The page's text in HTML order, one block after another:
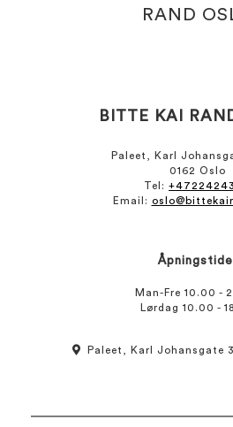
RAND
BITTE KAI
Paleet, Karl
0162 Oslo
Tel:
Email:
Man-Fre 10.00 -
Lørdag 10.00 -
Paleet, Karl Johansgate